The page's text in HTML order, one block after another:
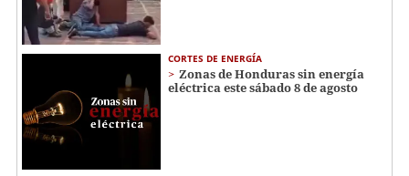
CORTES DE ENERGÍA
Zonas de Honduras sin energía
eléctrica este sábado 8 de agosto